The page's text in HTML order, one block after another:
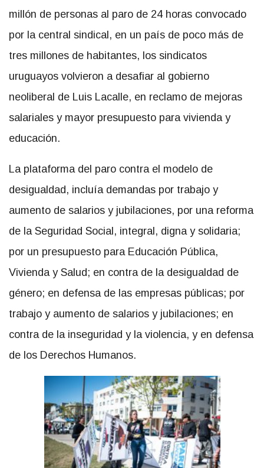
millón de personas al paro de 24 horas convocado
por la central sindical, en un país de poco más de
tres millones de habitantes, los sindicatos
uruguayos volvieron a desafiar al gobierno
neoliberal de Luis Lacalle, en reclamo de mejoras
salariales y mayor presupuesto para vivienda y
educación.
La plataforma del paro contra el modelo de
desigualdad, incluía demandas por trabajo y
aumento de salarios y jubilaciones, por una reforma
de la Seguridad Social, integral, digna y solidaria;
por un presupuesto para Educación Pública,
Vivienda y Salud; en contra de la desigualdad de
género; en defensa de las empresas públicas; por
trabajo y aumento de salarios y jubilaciones; en
contra de la inseguridad y la violencia, y en defensa
de los Derechos Humanos.